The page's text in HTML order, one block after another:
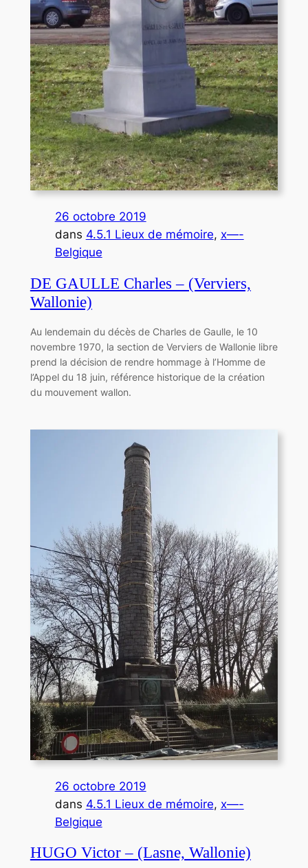
26 octobre 2019
dans 4.5.1 Lieux de mémoire, x—-
Belgique
DE GAULLE Charles – (Verviers,
Wallonie)
Au lendemain du décès de Charles de Gaulle, le 10
novembre 1970, la section de Verviers de Wallonie libre
prend la décision de rendre hommage à l’Homme de
l’Appel du 18 juin, référence historique de la création
du mouvement wallon.
26 octobre 2019
dans 4.5.1 Lieux de mémoire, x—-
Belgique
HUGO Victor – (Lasne, Wallonie)